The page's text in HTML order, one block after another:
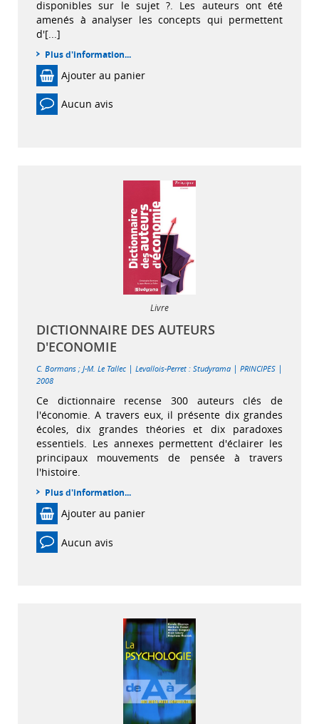
disponibles sur le sujet ?. Les auteurs ont été
amenés à analyser les concepts qui permettent
d'[...]
Plus d'information...
Ajouter au panier
Aucun avis
Livre
DICTIONNAIRE DES AUTEURS
D'ECONOMIE
C. Bormans ; J-M. Le Tallec | Levallois-Perret : Studyrama | PRINCIPES |
2008
Ce dictionnaire recense 300 auteurs clés de
l'économie. A travers eux, il présente dix grandes
écoles, dix grandes théories et dix paradoxes
essentiels. Les annexes permettent d'éclairer les
principaux mouvements de pensée à travers
l'histoire.
Plus d'information...
Ajouter au panier
Aucun avis